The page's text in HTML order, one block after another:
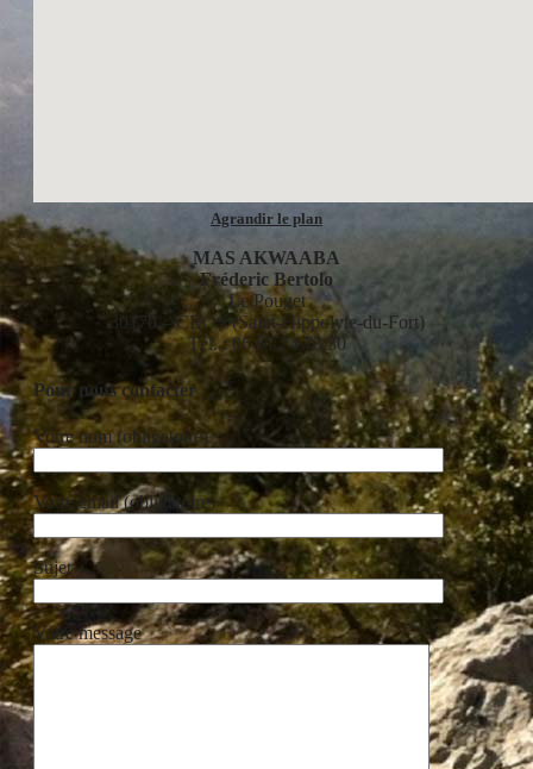
Agrandir le plan
MAS AKWAABA
Fréderic Bertolo
Le Pouget
30170 – CROS (Saint-Hippolyte-du-Fort)
Tél. : 06 61 74 73 30
Pour nous contacter
Votre nom (obligatoire)
Votre email (obligatoire)
Sujet
Votre message